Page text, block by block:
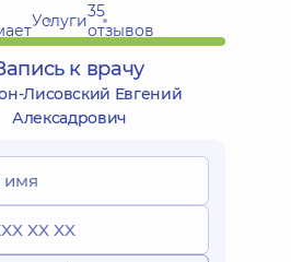
Услуги35
отзывов
к врачу
Лисовский Евгений
Алексадрович